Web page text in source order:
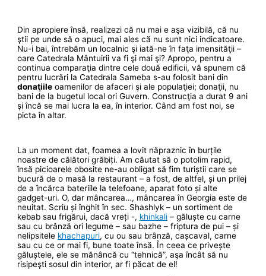
Din apropiere însă, realizezi că nu mai e aşa vizibilă, că nu
ştii pe unde să o apuci, mai ales că nu sunt nici indicatoare.
Nu-i bai, întrebăm un localnic şi iată-ne în faţa imensităţii –
oare Catedrala Mântuirii va fi şi mai şi? Apropo, pentru a
continua comparaţia dintre cele două edificii, vă spunem că
pentru lucrări la Catedrala Sameba s-au folosit bani din
donaţiile oamenilor de afaceri şi ale populaţiei; donaţii, nu
bani de la bugetul local ori Guvern. Construcţia a durat 9 ani
şi încă se mai lucra la ea, în interior. Când am fost noi, se
picta în altar.
La un moment dat, foamea a lovit năpraznic în burțile
noastre de călători grăbiți. Am căutat să o potolim rapid,
însă picioarele obosite ne-au obligat să fim turiștii care se
bucură de o masă la restaurant – a fost, de altfel, și un prilej
de a încărca bateriile la telefoane, aparat foto și alte
gadget-uri. O, dar mâncarea…, mâncarea în Georgia este de
neuitat. Scriu și înghit în sec. Shashlyk – un sortiment de
kebab sau frigărui, dacă vreți -, khinkali – găluște cu carne
sau cu brânză ori legume – sau bazhe – friptura de pui – și
nelipsitele khachapuri, cu ou sau brânză, cașcaval, carne
sau cu ce or mai fi, bune toate însă. În ceea ce privește
găluștele, ele se mănâncă cu “tehnică”, aşa încât să nu
risipeşti sosul din interior, ar fi păcat de el!